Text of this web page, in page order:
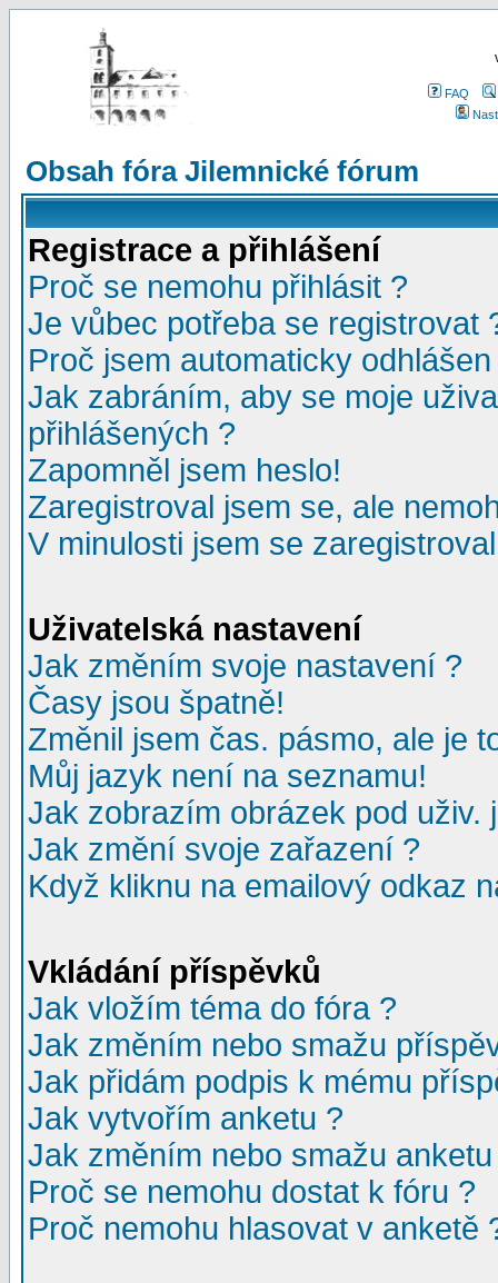
FAQ
Obsah fóra Jilemnické fórum
Registrace a přihlášení
Proč se nemohu přihlásit ?
Je vůbec potřeba se registrovat
Proč jsem automaticky odhlášen
Jak zabráním, aby se moje
přihlášených ?
Zapomněl jsem heslo!
Zaregistroval jsem se, ale
V minulosti jsem se
Uživatelská nastavení
Jak změním svoje nastavení ?
Časy jsou špatně!
Změnil jsem čas. pásmo, ale je
Můj jazyk není na seznamu!
Jak zobrazím obrázek pod uživ.
Jak změní svoje zařazení ?
Když kliknu na emailový odkaz
Vkládání příspěvků
Jak vložím téma do fóra ?
Jak změním nebo smažu
Jak přidám podpis k mému
Jak vytvořím anketu ?
Jak změním nebo smažu
Proč se nemohu dostat k fóru ?
Proč nemohu hlasovat v anketě